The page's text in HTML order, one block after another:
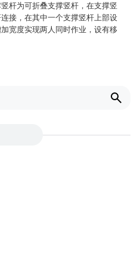
杆为可折叠支撑竖杆，在支撑竖
接，在其中一个支撑竖杆上部设
宽度实现两人同时作业，设有移